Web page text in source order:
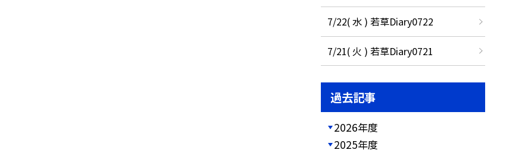
7/22( 水 ) 若草Diary0722
7/21( 火 ) 若草Diary0721
過去記事
2026年度
2025年度